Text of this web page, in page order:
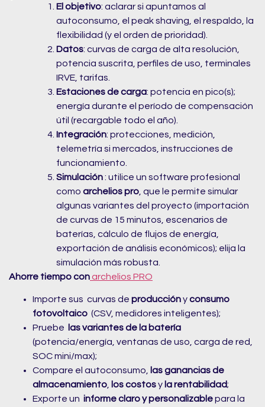
El objetivo: aclarar si apuntamos al
autoconsumo, el peak shaving, el respaldo, la
flexibilidad (y el orden de prioridad).
Datos: curvas de carga de alta resolución,
potencia suscrita, perfiles de uso, terminales
IRVE, tarifas.
Estaciones de carga: potencia en pico(s);
energía durante el período de compensación
útil (recargable todo el año).
Integración: protecciones, medición,
telemetría si mercados, instrucciones de
funcionamiento.
Simulación: utilice un software profesional
como archelios pro , que le permite simular
algunas variantes del proyecto (importación
de curvas de 15 minutos, escenarios de
baterías, cálculo de flujos de energía,
exportación de análisis económicos); elija la
simulación más robusta.
Ahorre tiempo conarchelios PRO
Importe sus curvas de producciónyconsumo
fotovoltaico (CSV, medidores inteligentes);
Pruebe
las variantes de la batería
(potencia/energía, ventanas de uso, carga de red,
SOC mini/max);
Compare el autoconsumo,
las ganancias de
almacenamiento
los costosy la rentabilidad;
Exporte un informe claro y personalizablepara la